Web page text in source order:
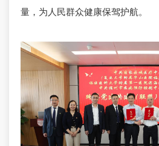
量，为人民群众健康保驾护航。